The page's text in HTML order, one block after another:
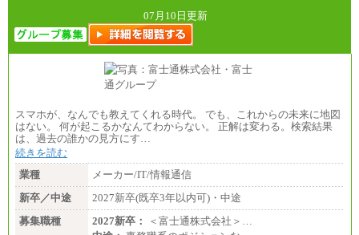
07月10日更新
スマホが、なんでも教えてくれる時代。 でも、これからの未来に地図
はない。 何が起こるかなんてわからない。 正解は変わる。検索結果
は、過去の誰かの見方にす…
続きを読む
業種
メーカー/IT/情報通信
新卒／中途
2027新卒(既卒3年以内可)・中途
募集職種
2027新卒：
＜富士通株式会社＞…